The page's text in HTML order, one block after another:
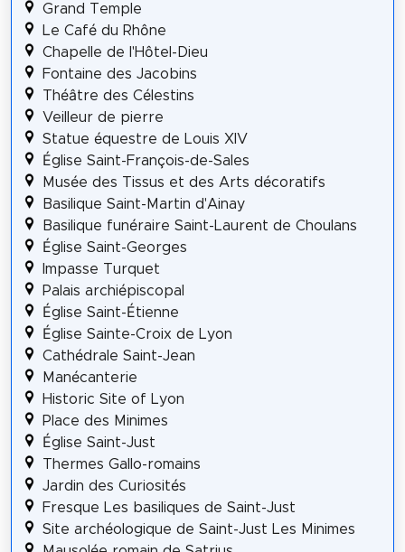
Grand Temple
Le Café du Rhône
Chapelle de l'Hôtel-Dieu
Fontaine des Jacobins
Théâtre des Célestins
Veilleur de pierre
Statue équestre de Louis XIV
Église Saint-François-de-Sales
Musée des Tissus et des Arts décoratifs
Basilique Saint-Martin d'Ainay
Basilique funéraire Saint-Laurent de Choulans
Église Saint-Georges
Impasse Turquet
Palais archiépiscopal
Église Saint-Étienne
Église Sainte-Croix de Lyon
Cathédrale Saint-Jean
Manécanterie
Historic Site of Lyon
Place des Minimes
Église Saint-Just
Thermes Gallo-romains
Jardin des Curiosités
Fresque Les basiliques de Saint-Just
Site archéologique de Saint-Just Les Minimes